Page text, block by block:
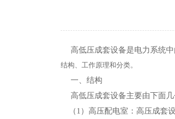
高低压成套设备是电力系统中
结构、工作原理和分类。
一、结构
高低压成套设备主要由下面几
（1）高压配电室：高压成套